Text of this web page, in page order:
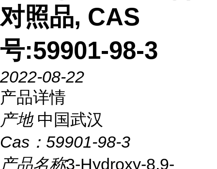
对照品, CAS
号:59901-98-3
2022-08-22
产品详情
产地 中国武汉
Cas： 59901-98-3
产品名称3-Hydroxy-8,9-